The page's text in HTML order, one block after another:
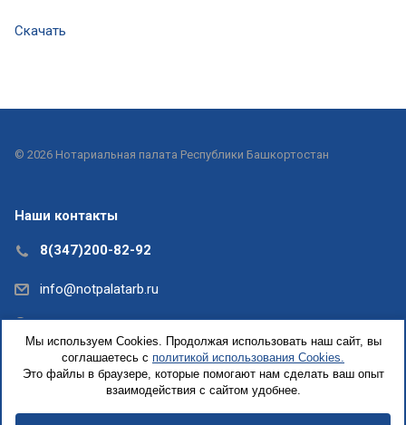
Скачать
© 2026 Нотариальная палата Республики Башкортостан
Наши контакты
8(347)200-82-92
info@notpalatarb.ru
офис 5
Мы используем Cookies. Продолжая использовать наш сайт, вы
соглашаетесь с политикой использования Cookies.
Это файлы в браузере, которые помогают нам сделать ваш опыт
взаимодействия с сайтом удобнее.